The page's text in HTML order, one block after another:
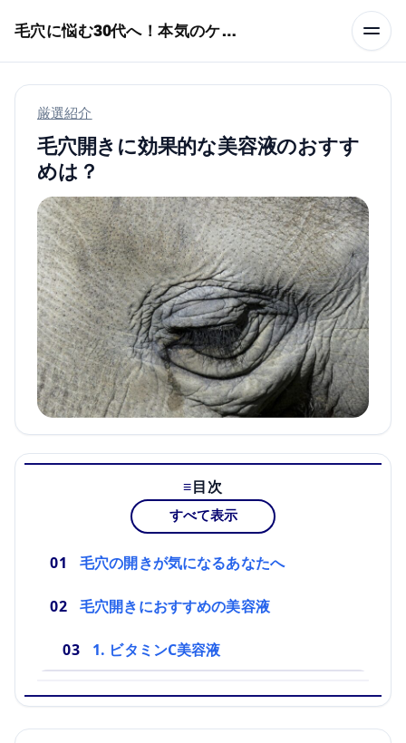
毛穴に悩む30代へ！本気のケア術特集
厳選紹介
毛穴開きに効果的な美容液のおすす
めは？
目次
すべて表示
毛穴の開きが気になるあなたへ
毛穴開きにおすすめの美容液
1. ビタミンC美容液